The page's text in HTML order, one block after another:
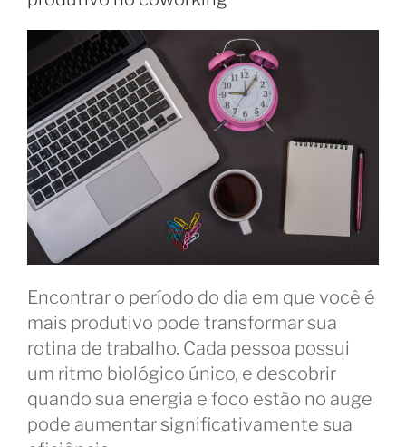
Encontrar o período do dia em que você é
mais produtivo pode transformar sua
rotina de trabalho. Cada pessoa possui
um ritmo biológico único, e descobrir
quando sua energia e foco estão no auge
pode aumentar significativamente sua